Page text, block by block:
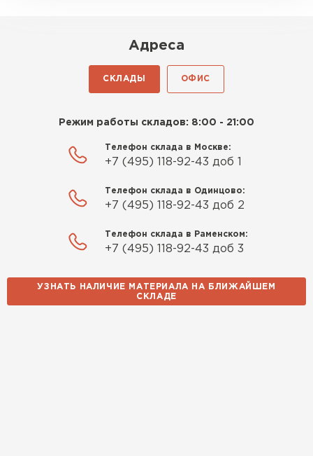
Адреса
СКЛАДЫ ОФИС
Режим работы складов: 8:00 - 21:00
Телефон склада в Москве:
+7 (495) 118-92-43 доб 1
Телефон склада в Одинцово:
+7 (495) 118-92-43 доб 2
Телефон склада в Раменском:
+7 (495) 118-92-43 доб 3
УЗНАТЬ НАЛИЧИЕ МАТЕРИАЛА НА БЛИЖАЙШЕМ
СКЛАДЕ